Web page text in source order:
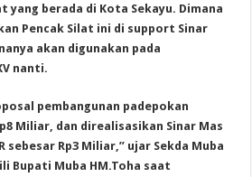
yang berada di Kota Sekayu. Dimana
Pencak Silat ini di support Sinar
akan digunakan pada
nanti.
pembangunan padepokan
Miliar, dan direalisasikan Sinar Mas
sebesar Rp3 Miliar,” ujar Sekda Muba
Bupati Muba HM.Toha saat